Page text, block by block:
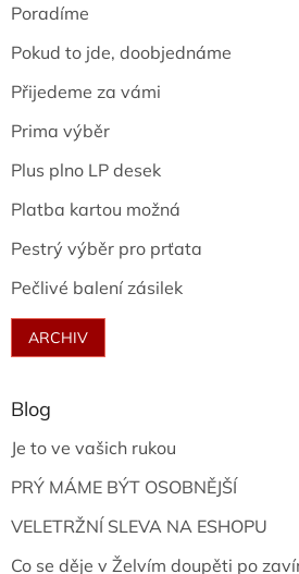
Poradíme
Pokud to jde, doobjednáme
Přijedeme za vámi
Prima výběr
Plus plno LP desek
Platba kartou možná
Pestrý výběr pro prťata
Pečlivé balení zásilek
ARCHIV
Blog
Je to ve vašich rukou
PRÝ MÁME BÝT OSOBNĚJŠÍ
VELETRŽNÍ SLEVA NA ESHOPU
Co se děje v Želvím doupěti po